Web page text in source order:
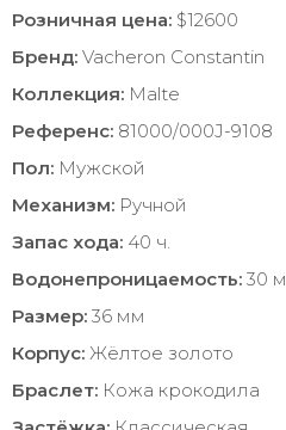
Розничная цена: $12600
Бренд: Vacheron Constantin
Коллекция: Malte
Референс: 81000/000J-9108
Пол: Мужской
Механизм: Ручной
Запас хода: 40 ч.
Водонепроницаемость: 30 м
Размер: 36 мм
Корпус: Жёлтое золото
Браслет: Кожа крокодила